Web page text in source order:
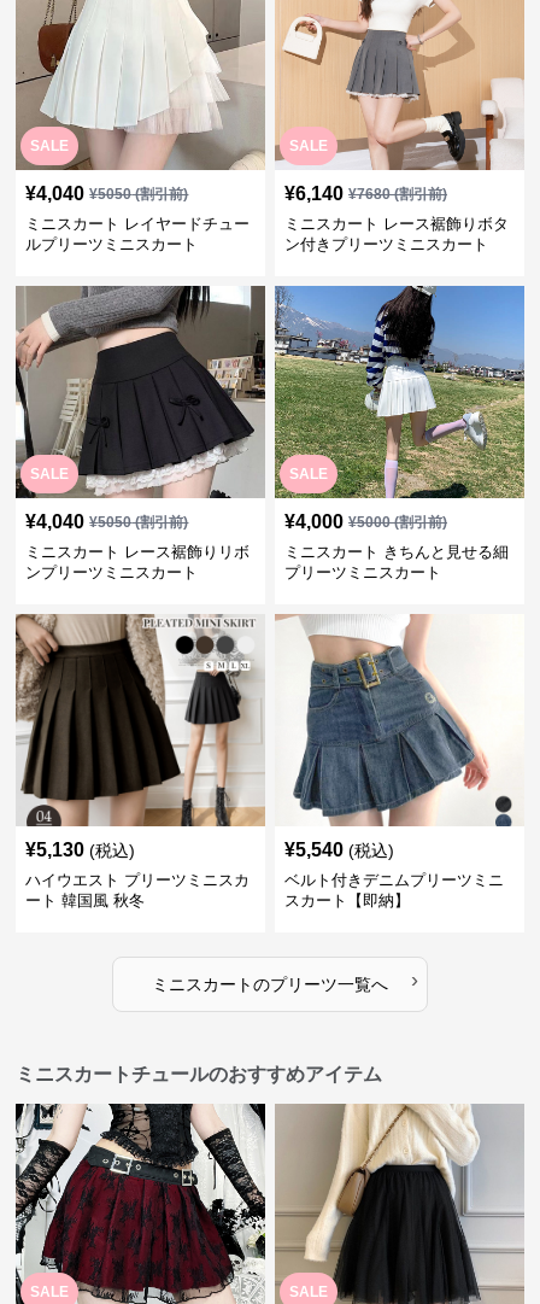
SALE
¥4,040 ¥5050(割引前)
ミニスカート レイヤードチュー
ルプリーツミニスカート
SALE
¥6,140 ¥7680(割引前)
ミニスカート レース裾飾りボタ
ン付きプリーツミニスカート
SALE
¥4,040 ¥5050(割引前)
ミニスカート レース裾飾りリボ
ンプリーツミニスカート
SALE
¥4,000 ¥5000(割引前)
ミニスカート きちんと見せる細
プリーツミニスカート
¥5,130 (税込)
ハイウエスト プリーツミニスカ
ート 韓国風 秋冬
¥5,540 (税込)
ベルト付きデニムプリーツミニ
スカート【即納】
ミニスカートのプリーツ一覧へ ›
ミニスカートチュールのおすすめアイテム
SALE SALE